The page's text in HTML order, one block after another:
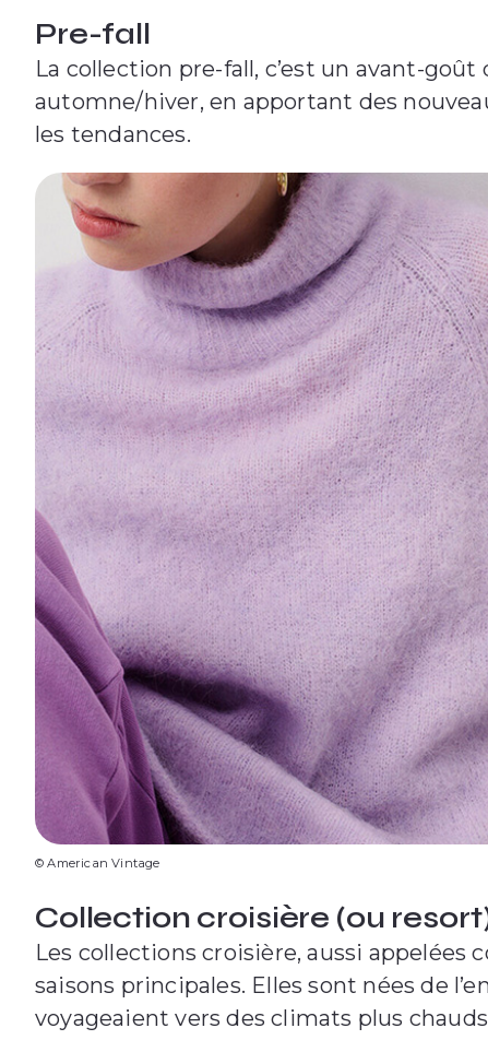
Pre-fall
La collection pre-fall, c’est un avant-
automne/hiver, en apportant des
les tendances.
© American Vintage
Collection croisière (ou
Les collections croisière, aussi
saisons principales. Elles sont nées de
voyageaient vers des climats plus